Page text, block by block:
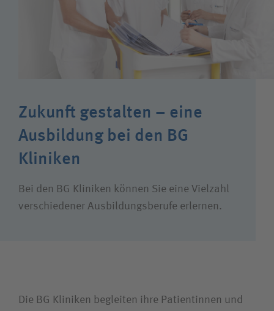
Suchwert
Zukunft gestalten – eine
Ausbildung bei den BG
Kliniken
Bei den BG Kliniken können Sie eine Vielzahl
verschiedener Ausbildungs­berufe erlernen.
Die BG Kliniken begleiten ihre Patientinnen und